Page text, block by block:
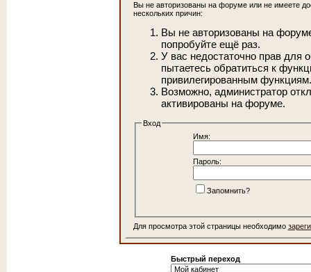
Вы не авторизованы на форуме или не имеете
нескольких причин:
Вы не авторизованы на
попробуйте ещё раз.
У вас недостаточно прав для
пытаетесь обратиться к
привилегированным функциям.
Возможно, администратор
активированы на форуме.
Вход
Имя:
Пароль:
Запомнить?
Для просмотра этой страницы необходимо
Быстрый переход